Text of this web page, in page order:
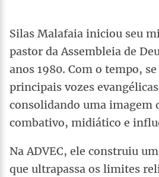
Silas Malafaia iniciou seu
pastor da Assembleia de
anos 1980. Com o tempo,
principais vozes
consolidando uma imagem
combativo, midiático e
Na ADVEC, ele construiu
que ultrapassa os limites